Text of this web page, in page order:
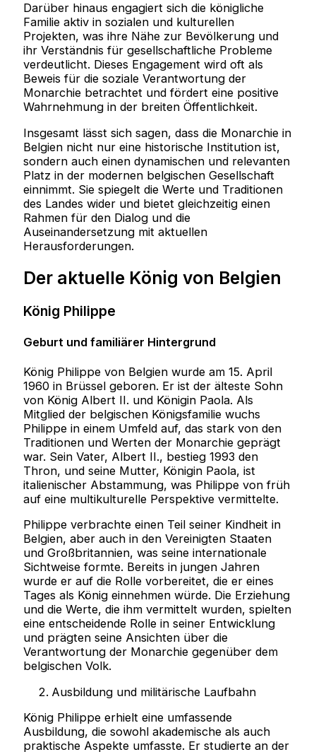
Darüber hinaus engagiert sich die königliche
Familie aktiv in sozialen und kulturellen
Projekten, was ihre Nähe zur Bevölkerung und
ihr Verständnis für gesellschaftliche Probleme
verdeutlicht. Dieses Engagement wird oft als
Beweis für die soziale Verantwortung der
Monarchie betrachtet und fördert eine positive
Wahrnehmung in der breiten Öffentlichkeit.
Insgesamt lässt sich sagen, dass die Monarchie in
Belgien nicht nur eine historische Institution ist,
sondern auch einen dynamischen und relevanten
Platz in der modernen belgischen Gesellschaft
einnimmt. Sie spiegelt die Werte und Traditionen
des Landes wider und bietet gleichzeitig einen
Rahmen für den Dialog und die
Auseinandersetzung mit aktuellen
Herausforderungen.
Der aktuelle König von Belgien
König Philippe
Geburt und familiärer Hintergrund
König Philippe von Belgien wurde am 15. April
1960 in Brüssel geboren. Er ist der älteste Sohn
von König Albert II. und Königin Paola. Als
Mitglied der belgischen Königsfamilie wuchs
Philippe in einem Umfeld auf, das stark von den
Traditionen und Werten der Monarchie geprägt
war. Sein Vater, Albert II., bestieg 1993 den
Thron, und seine Mutter, Königin Paola, ist
italienischer Abstammung, was Philippe von früh
auf eine multikulturelle Perspektive vermittelte.
Philippe verbrachte einen Teil seiner Kindheit in
Belgien, aber auch in den Vereinigten Staaten
und Großbritannien, was seine internationale
Sichtweise formte. Bereits in jungen Jahren
wurde er auf die Rolle vorbereitet, die er eines
Tages als König einnehmen würde. Die Erziehung
und die Werte, die ihm vermittelt wurden, spielten
eine entscheidende Rolle in seiner Entwicklung
und prägten seine Ansichten über die
Verantwortung der Monarchie gegenüber dem
belgischen Volk.
Ausbildung und militärische Laufbahn
König Philippe erhielt eine umfassende
Ausbildung, die sowohl akademische als auch
praktische Aspekte umfasste. Er studierte an der